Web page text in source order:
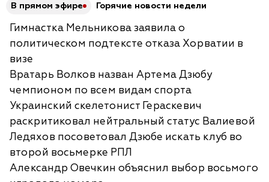
В прямом эфире Горячие новости недели
Гимнастка Мельникова заявила о
политическом подтексте отказа Хорватии в
визе
Вратарь Волков назван Артема Дзюбу
чемпионом по всем видам спорта
Украинский скелетонист Гераскевич
раскритиковал нейтральный статус Валиевой
Ледяхов посоветовал Дзюбе искать клуб во
второй восьмерке РПЛ
Александр Овечкин объяснил выбор восьмого